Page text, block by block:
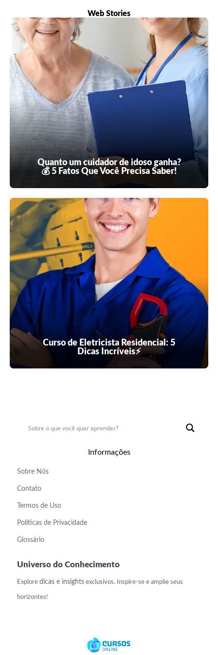
Web Stories
Quanto um cuidador de idoso ganha?
💰 5 Fatos Que Você Precisa Saber!
Curso de Eletricista Residencial: 5
Dicas Incríveis⚡
Informações
Sobre Nós
Contato
Termos de Uso
Políticas de Privacidade
Glossário
Universo do Conhecimento
Explore dicas e insights exclusivos. Inspire-se e amplie seus
horizontes!